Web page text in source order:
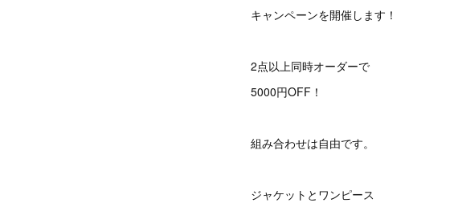
キャンペーンを開催します！
2点以上同時オーダーで
5000円OFF！
組み合わせは自由です。
ジャケットとワンピース